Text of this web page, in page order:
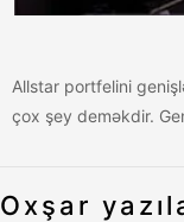
Allstar portfelini
çox şey deməkdir.
Oxşar